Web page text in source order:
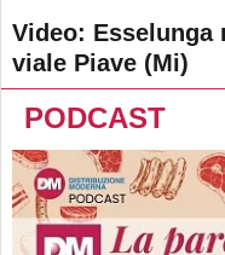
Video:
viale Piave (Mi)
PODCAST